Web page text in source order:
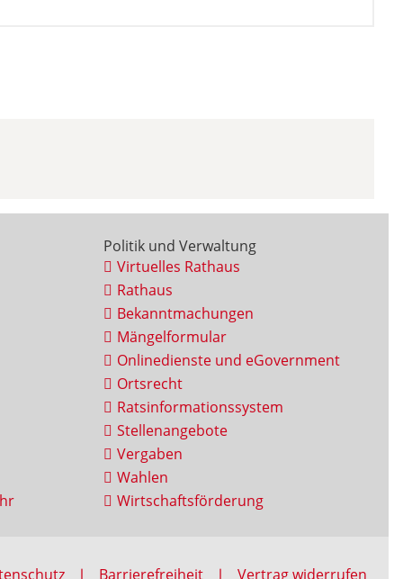
Politik und Verwaltung
Virtuelles Rathaus
Rathaus
Bekanntmachungen
Mängelformular
Onlinedienste und eGovernment
Ortsrecht
Ratsinformationssystem
Stellenangebote
Vergaben
Wahlen
Wirtschaftsförderung
Barrierefreiheit Vertrag widerrufen